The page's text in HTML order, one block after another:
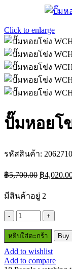
Click to enlarge
ปั๊มหอยโ
รหัสสินค้า:
฿5,700.00 Original
price
was:
฿5,700.00.
฿
มีสินค้าอยู่ 2
จำนวน
ปั๊ม
หอย
โข่ง
WCH/ACH-
หยิบใส่ตะกร้า Buy
Add to wishlist
Add to compare